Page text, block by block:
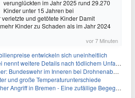
verunglückten im Jahr 2025 rund 29.270
Kinder unter 15 Jahren bei
und getötete Kinder Damit
Kinder zu Schaden als im Jahr 2024
vor 7 Minuten
entwickeln sich uneinheitlich
weitere Details nach tödlichem Unfall auf B470
Bundeswehr im Inneren bei Drohnenabwehr einsetzen
und große Temperaturunterschiede
Angriff in Bremen - Eine zufällige Begegnung?